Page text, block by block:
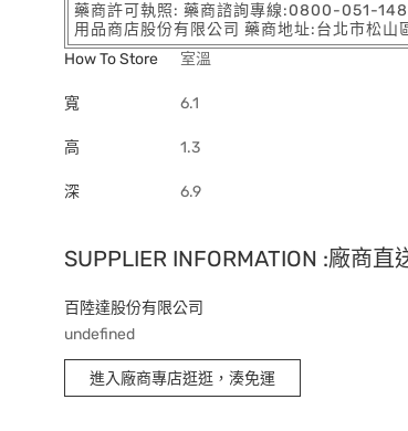
藥商許可執照: 藥商諮詢專線:0800-051-148
用品商店股份有限公司 藥商地址:台北市松
How To Store
室溫
寬 6.1
高 1.3
深 6.9
SUPPLIER INFORMATION :廠商直
百陸達股份有限公司
undefined
進入廠商專店逛逛，湊免運